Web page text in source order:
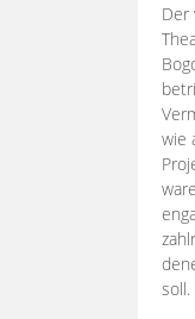
Der
wie
zahlr
soll.